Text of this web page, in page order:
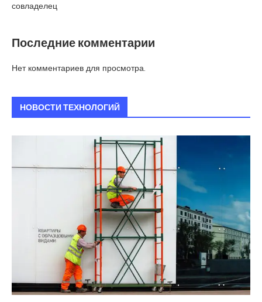
совладелец
Последние комментарии
Нет комментариев для просмотра.
НОВОСТИ ТЕХНОЛОГИЙ